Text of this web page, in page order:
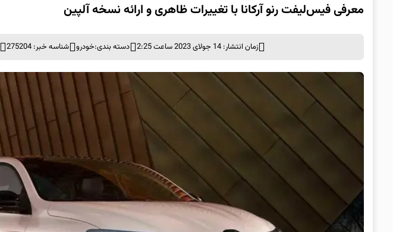
معرفی فیس‌لیفت رنو آرکانا با تغییرات ظاهری و ارائه نسخه آلپین
زمان انتشار: 14 جولای 2023 ساعت 2:25 دسته بندی:خودرو شناسه خبر: 275204